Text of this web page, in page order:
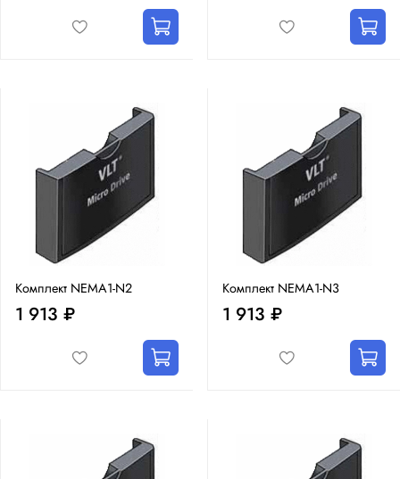
Комплект NEMA1-N2
1 913 ₽
Комплект NEMA1-N3
1 913 ₽